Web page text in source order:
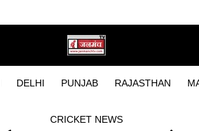
DELHI PUNJAB RAJASTHAN
CRICKET NEWS
SOB vs MO